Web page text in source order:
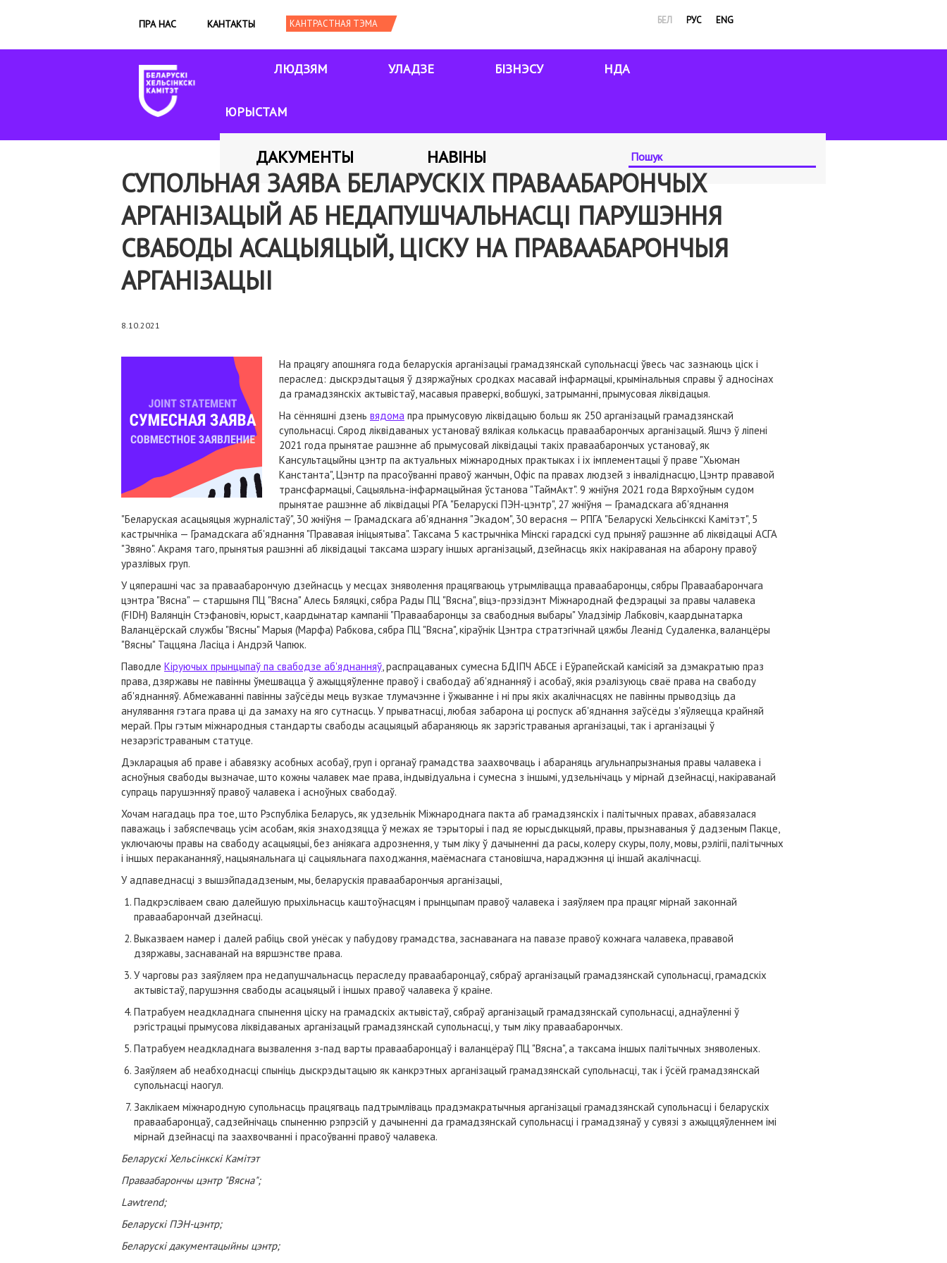
ПРА НАС КАНТАКТЫ БЕЛ РУС ENG
ЛЮДЗЯМ УЛАДЗЕ БІЗНЭСУ НДА
ЮРЫСТАМ
ДАКУМЕНТЫ НАВІНЫ
СУПОЛЬНАЯ ЗАЯВА БЕЛАРУСКІХ ПРАВААБАРОНЧЫХ
АРГАНІЗАЦЫЙ АБ НЕДАПУШЧАЛЬНАСЦІ ПАРУШЭННЯ
СВАБОДЫ АСАЦЫЯЦЫЙ, ЦІСКУ НА ПРАВААБАРОНЧЫЯ
АРГАНІЗАЦЫІ
8.10.2021
На працягу апошняга года беларускія арганізацыі грамадзянскай супольнасці ўвесь час зазнаюць ціск і
пераслед: дыскрэдытацыя ў дзяржаўных сродках масавай інфармацыі, крымінальныя справы ў адносінах
да грамадзянскіх актывістаў, масавыя праверкі, вобшукі, затрыманні, прымусовая ліквідацыя.
На сённяшні дзень вядома пра прымусовую ліквідацыю больш як 250 арганізацый грамадзянскай
супольнасці. Сярод ліквідаваных установаў вялікая колькасць праваабарончых арганізацый. Яшчэ ў ліпені
2021 года прынятае рашэнне аб прымусовай ліквідацыі такіх праваабарончых установаў, як
Кансультацыйны цэнтр па актуальных міжнародных практыках і іх імплементацыі ў праве "Хьюман
Канстанта", Цэнтр па прасоўванні правоў жанчын, Офіс па правах людзей з інваліднасцю, Цэнтр прававой
трансфармацыі, Сацыяльна-інфармацыйная ўстанова "ТаймАкт". 9 жніўня 2021 года Вярхоўным судом
прынятае рашэнне аб ліквідацыі РГА "Беларускі ПЭН-цэнтр", 27 жніўня — Грамадскага аб'яднання
"Беларуская асацыяцыя журналістаў", 30 жніўня — Грамадскага аб'яднання "Экадом", 30 верасня — РПГА "Беларускі Хельсінкскі Камітэт", 5
кастрычніка — Грамадскага аб'яднання "Прававая ініцыятыва". Таксама 5 кастрычніка Мінскі гарадскі суд прыняў рашэнне аб ліквідацыі АСГА
"Звяно". Акрамя таго, прынятыя рашэнні аб ліквідацыі таксама шэрагу іншых арганізацый, дзейнасць якіх накіраваная на абарону правоў
уразлівых груп.
У цяперашні час за праваабарончую дзейнасць у месцах зняволення працягваюць утрымлівацца праваабаронцы, сябры Праваабарончага
цэнтра "Вясна" — старшыня ПЦ "Вясна" Алесь Бяляцкі, сябра Рады ПЦ "Вясна", віцэ-прэзідэнт Міжнароднай федэрацыі за правы чалавека
(FIDH) Валянцін Стэфановіч, юрыст, каардынатар кампаніі "Праваабаронцы за свабодныя выбары" Уладзімір Лабковіч, каардынатарка
Валанцёрскай службы "Вясны" Марыя (Марфа) Рабкова, сябра ПЦ "Вясна", кіраўнік Цэнтра стратэгічнай цяжбы Леанід Судаленка, валанцёры
"Вясны" Таццяна Ласіца і Андрэй Чапюк.
Паводле Кіруючых прынцыпаў па свабодзе аб'яднанняў, распрацаваных сумесна БДІПЧ АБСЕ і Еўрапейскай камісіяй за дэмакратыю праз
права, дзяржавы не павінны ўмешвацца ў ажыццяўленне правоў і свабодаў аб'яднанняў і асобаў, якія рэалізуюць сваё права на свабоду
аб'яднанняў. Абмежаванні павінны заўсёды мець вузкае тлумачэнне і ўжыванне і ні пры якіх акалічнасцях не павінны прыводзіць да
анулявання гэтага права ці да замаху на яго сутнасць. У прыватнасці, любая забарона ці роспуск аб'яднання заўсёды з'яўляецца крайняй
мерай. Пры гэтым міжнародныя стандарты свабоды асацыяцый абараняюць як зарэгістраваныя арганізацыі, так і арганізацыі ў
незарэгістраваным статуце.
Дэкларацыя аб праве і абавязку асобных асобаў, груп і органаў грамадства заахвочваць і абараняць агульнапрызнаныя правы чалавека і
асноўныя свабоды вызначае, што кожны чалавек мае права, індывідуальна і сумесна з іншымі, удзельнічаць у мірнай дзейнасці, накіраванай
супраць парушэнняў правоў чалавека і асноўных свабодаў.
Хочам нагадаць пра тое, што Рэспубліка Беларусь, як удзельнік Міжнароднага пакта аб грамадзянскіх і палітычных правах, абавязалася
паважаць і забяспечваць усім асобам, якія знаходзяцца ў межах яе тэрыторыі і пад яе юрысдыкцыяй, правы, прызнаваныя ў дадзеным Пакце,
уключаючы правы на свабоду асацыяцыі, без аніякага адрознення, у тым ліку ў дачыненні да расы, колеру скуры, полу, мовы, рэлігіі, палітычных
і іншых перакананняў, нацыянальнага ці сацыяльнага паходжання, маёмаснага становішча, нараджэння ці іншай акалічнасці.
У адпаведнасці з вышэйпададзеным, мы, беларускія праваабарончыя арганізацыі,
Падкрэсліваем сваю далейшую прыхільнасць каштоўнасцям і прынцыпам правоў чалавека і заяўляем пра працяг мірнай законнай
праваабарончай дзейнасці.
Выказваем намер і далей рабіць свой унёсак у пабудову грамадства, заснаванага на павазе правоў кожнага чалавека, прававой
дзяржавы, заснаванай на вяршэнстве права.
У чарговы раз заяўляем пра недапушчальнасць пераследу праваабаронцаў, сябраў арганізацый грамадзянскай супольнасці, грамадскіх
актывістаў, парушэння свабоды асацыяцый і іншых правоў чалавека ў краіне.
Патрабуем неадкладнага спынення ціску на грамадскіх актывістаў, сябраў арганізацый грамадзянскай супольнасці, аднаўленні ў
рэгістрацыі прымусова ліквідаваных арганізацый грамадзянскай супольнасці, у тым ліку праваабарончых.
Патрабуем неадкладнага вызвалення з-пад варты праваабаронцаў і валанцёраў ПЦ "Вясна", а таксама іншых палітычных зняволеных.
Заяўляем аб неабходнасці спыніць дыскрэдытацыю як канкрэтных арганізацый грамадзянскай супольнасці, так і ўсёй грамадзянскай
супольнасці наогул.
Заклікаем міжнародную супольнасць працягваць падтрымліваць прадэмакратычныя арганізацыі грамадзянскай супольнасці і беларускіх
праваабаронцаў, садзейнічаць спыненню рэпрэсій у дачыненні да грамадзянскай супольнасці і грамадзянаў у сувязі з ажыццяўленнем імі
мірнай дзейнасці па заахвочванні і прасоўванні правоў чалавека.
Беларускі Хельсінкскі Камітэт
Праваабарончы цэнтр "Вясна";
Lawtrend;
Беларускі ПЭН-цэнтр;
Беларускі дакументацыйны цэнтр;